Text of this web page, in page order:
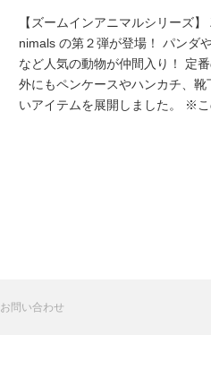
【ズームインアニマルシリーズ
nimals の第２弾が登場！ パンダ
など人気の動物が仲間入り！ 定
外にもペンケースやハンカチ、靴
いアイテムを展開しました。 ※
お問い合わせ